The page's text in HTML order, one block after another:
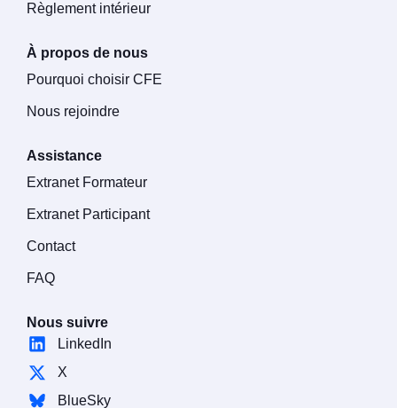
Règlement intérieur
À propos de nous
Pourquoi choisir CFE
Nous rejoindre
Assistance
Extranet Formateur
Extranet Participant
Contact
FAQ
Nous suivre
LinkedIn
X
BlueSky